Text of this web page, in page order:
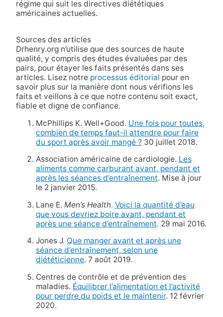
régime qui suit les directives diététiques
américaines actuelles.
Sources des articles
Drhenry.org n’utilise que des sources de haute
qualité, y compris des études évaluées par des
pairs, pour étayer les faits présentés dans ses
articles. Lisez notre processus éditorial pour en
savoir plus sur la manière dont nous vérifions les
faits et veillons à ce que notre contenu soit exact,
fiable et digne de confiance.
McPhillips K. Well+Good. Une fois pour toutes,
combien de temps faut-il attendre pour faire
du sport après avoir mangé ? 30 juillet 2018.
Association américaine de cardiologie. Les
aliments comme carburant avant, pendant et
après les séances d’entraînement. Mise à jour
le 2 janvier 2015.
Lane E. Men’s Health. Voici la quantité d’eau
que vous devriez boire avant, pendant et
après une séance d’entraînement. 29 mai 2016.
Jones J. Que manger avant et après une
séance d’entraînement, selon une
diététicienne. 7 août 2019.
Centres de contrôle et de prévention des
maladies. Équilibrer l’alimentation et l’activité
pour perdre du poids et le maintenir. 12 février
2020.